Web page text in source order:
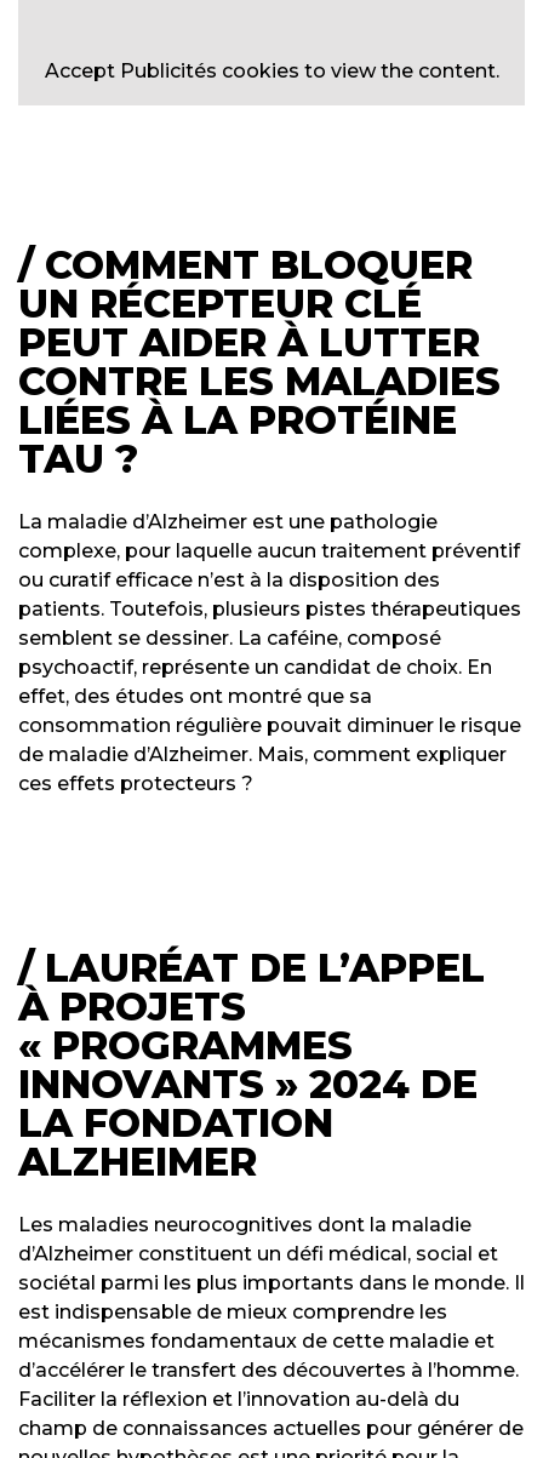
Accept Publicités cookies to view the content.
/ COMMENT BLOQUER
UN RÉCEPTEUR CLÉ
PEUT AIDER À LUTTER
CONTRE LES MALADIES
LIÉES À LA PROTÉINE
TAU ?
La maladie d’Alzheimer est une pathologie
complexe, pour laquelle aucun traitement préventif
ou curatif efficace n’est à la disposition des
patients. Toutefois, plusieurs pistes thérapeutiques
semblent se dessiner. La caféine, composé
psychoactif, représente un candidat de choix. En
effet, des études ont montré que sa
consommation régulière pouvait diminuer le risque
de maladie d’Alzheimer. Mais, comment expliquer
ces effets protecteurs ?
/ LAURÉAT DE L’APPEL
À PROJETS
« PROGRAMMES
INNOVANTS » 2024 DE
LA FONDATION
ALZHEIMER
Les maladies neurocognitives dont la maladie
d’Alzheimer constituent un défi médical, social et
sociétal parmi les plus importants dans le monde. Il
est indispensable de mieux comprendre les
mécanismes fondamentaux de cette maladie et
d’accélérer le transfert des découvertes à l’homme.
Faciliter la réflexion et l’innovation au-delà du
champ de connaissances actuelles pour générer de